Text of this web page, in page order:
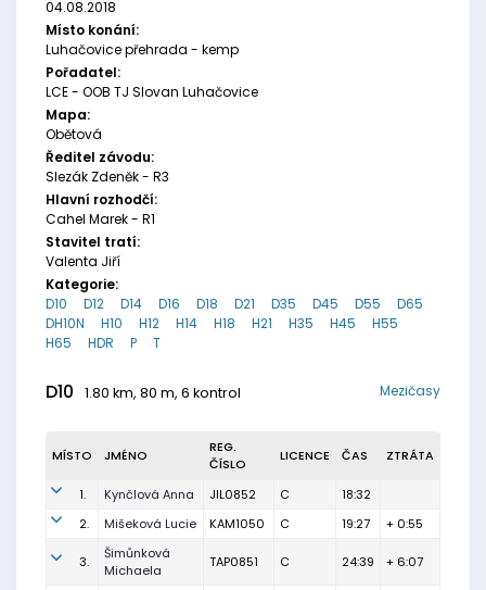
04.08.2018
Místo konání:
Luhačovice přehrada - kemp
Pořadatel:
LCE - OOB TJ Slovan Luhačovice
Mapa:
Obětová
Ředitel závodu:
Slezák Zdeněk - R3
Hlavní rozhodčí:
Cahel Marek - R1
Stavitel tratí:
Valenta Jiří
Kategorie:
D10
D12 D14 D16 D18 D21 D35 D45 D55
D65
DH10N
H10 H12 H14 H18 H21 H35 H45
H55
H65
HDR P T
D10 1.80 km, 80 m, 6 kontrol Mezičasy
MÍSTO JMÉNO
REG.
ČÍSLO
LICENCE ČAS ZTRÁTA
1. Kynčlová Anna JIL0852 C
18:32
2.
Mišeková Lucie KAM1050 C 19:27 + 0:55
3.
Šimůnková
Michaela
TAP0851 C 24:39 + 6:07